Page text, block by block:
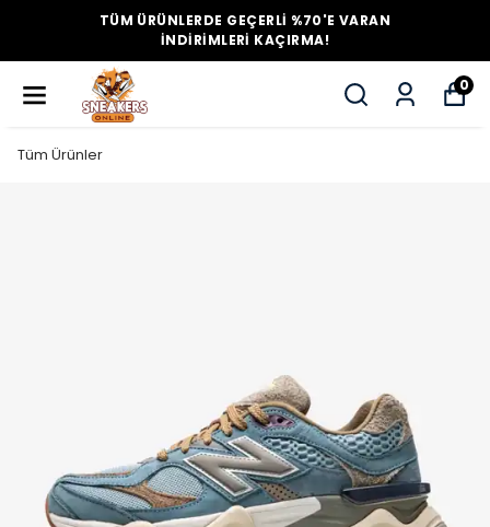
TÜM ÜRÜNLERDE GEÇERLİ %70'E VARAN
İNDİRİMLERİ KAÇIRMA!
0
Tüm Ürünler